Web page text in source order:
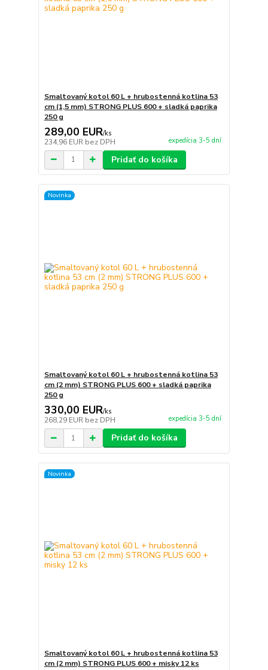
Smaltovaný kotol 60 L + hrubostenná kotlina 53
cm (1,5 mm) STRONG PLUS 600 + sladká paprika
250 g
289,00 EUR/ks
234,96 EUR bez DPH expedícia 3-5 dní
Pridať do košíka
Novinka
Smaltovaný kotol 60 L + hrubostenná kotlina 53
cm (2 mm) STRONG PLUS 600 + sladká paprika
250 g
330,00 EUR/ks
268,29 EUR bez DPH expedícia 3-5 dní
Pridať do košíka
Novinka
Smaltovaný kotol 60 L + hrubostenná kotlina 53
cm (2 mm) STRONG PLUS 600 + misky 12 ks